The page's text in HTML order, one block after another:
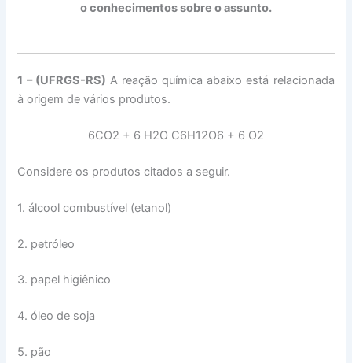
o conhecimentos sobre o assunto.
1 – (UFRGS-RS) A reação química abaixo está relacionada
à origem de vários produtos.
6CO2 + 6 H2O C6H12O6 + 6 O2
Considere os produtos citados a seguir.
1. álcool combustível (etanol)
2. petróleo
3. papel higiênico
4. óleo de soja
5. pão